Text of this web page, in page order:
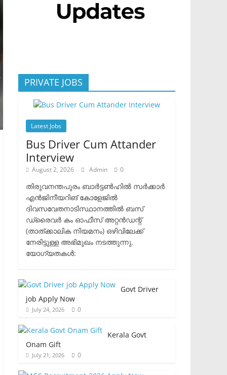
PRIVATE JOBS
Latest Jobs
Bus Driver Cum Attander
Interview
August 2, 2026 Admin 0
തിരുവനന്തപുരം ബാർട്ടൺഹിൽ സർക്കാർ
എൻജിനീയറിങ് കോളേജിൽ
ദിവസവേതനാടിസ്ഥാനത്തിൽ ബസ്
ഡ്രൈവർ കം ഓഫീസ് അറ്റൻഡന്റ്
(താത്ക്കാലിക നിയമനം) ഒഴിവിലേക്ക്
നേരിട്ടുള്ള അഭിമുഖം നടത്തുന്നു.​
യോഗ്യതകൾ:
Govt Driver
job Apply Now
July 24, 2026 0
Kerala Govt
Onam Gift
July 21, 2026 0